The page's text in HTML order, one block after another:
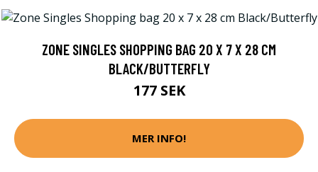
ZONE SINGLES SHOPPING BAG 20 X 7 X 28 CM
BLACK/BUTTERFLY
177 SEK
MER INFO!